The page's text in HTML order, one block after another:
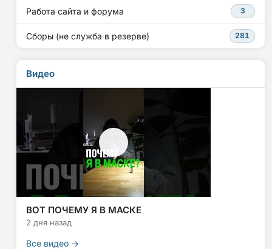
Работа сайта и форума 3
Сборы (не служба в резерве) 281
Видео
ВОТ ПОЧЕМУ Я В МАСКЕ
2 дня назад
Все видео →